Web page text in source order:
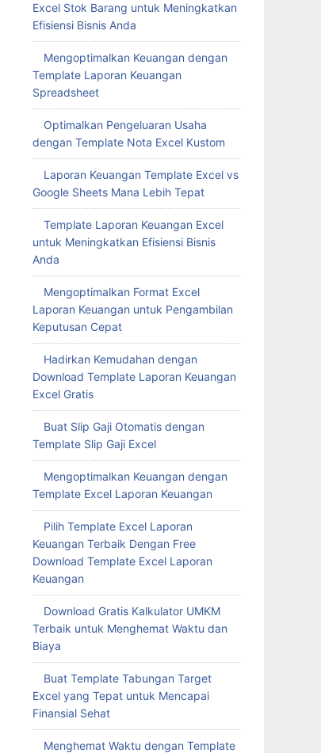
Excel Stok Barang untuk Meningkatkan
Efisiensi Bisnis Anda
Mengoptimalkan Keuangan dengan
Template Laporan Keuangan
Spreadsheet
Optimalkan Pengeluaran Usaha
dengan Template Nota Excel Kustom
Laporan Keuangan Template Excel vs
Google Sheets Mana Lebih Tepat
Template Laporan Keuangan Excel
untuk Meningkatkan Efisiensi Bisnis
Anda
Mengoptimalkan Format Excel
Laporan Keuangan untuk Pengambilan
Keputusan Cepat
Hadirkan Kemudahan dengan
Download Template Laporan Keuangan
Excel Gratis
Buat Slip Gaji Otomatis dengan
Template Slip Gaji Excel
Mengoptimalkan Keuangan dengan
Template Excel Laporan Keuangan
Pilih Template Excel Laporan
Keuangan Terbaik Dengan Free
Download Template Excel Laporan
Keuangan
Download Gratis Kalkulator UMKM
Terbaik untuk Menghemat Waktu dan
Biaya
Buat Template Tabungan Target
Excel yang Tepat untuk Mencapai
Finansial Sehat
Menghemat Waktu dengan Template